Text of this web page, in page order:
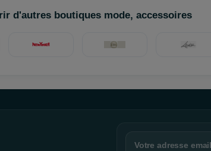
d'autres boutiques mode, accessoires